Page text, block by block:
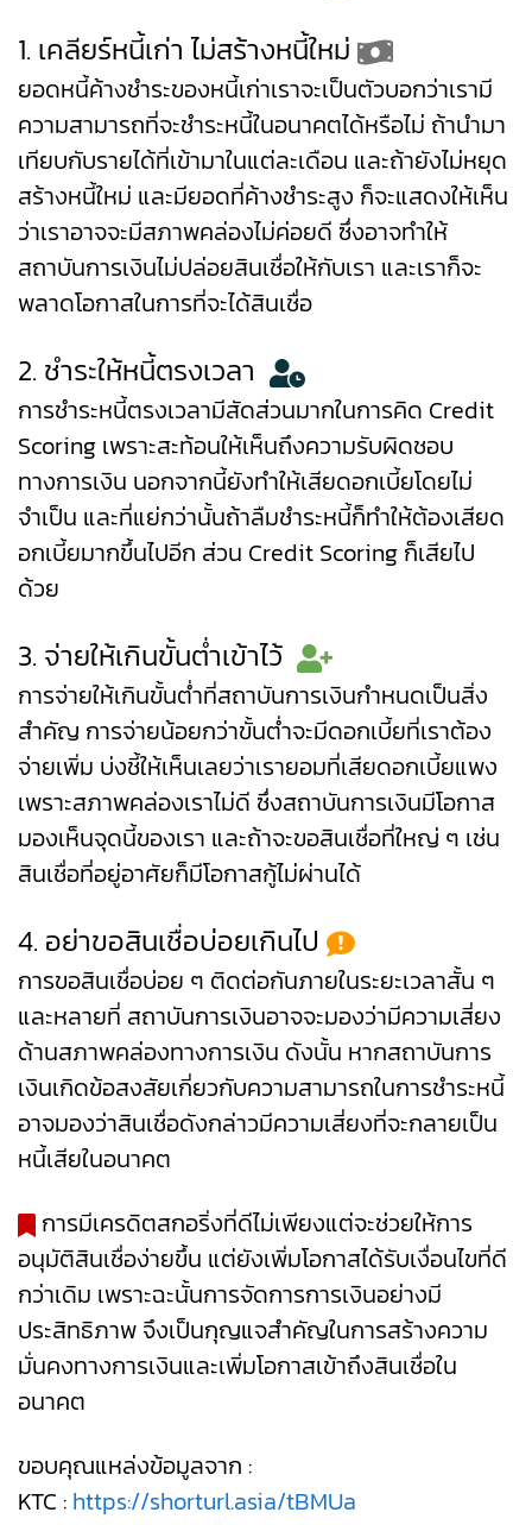
1. เคลียร์หนี้เก่า ไม่สร้างหนี้ใหม่
ยอดหนี้ค้างชำระของหนี้เก่าเราจะเป็นตัวบอกว่าเรามี
ความสามารถที่จะชำระหนี้ในอนาคตได้หรือไม่ ถ้านำมา
เทียบกับรายได้ที่เข้ามาในแต่ละเดือน และถ้ายังไม่หยุด
สร้างหนี้ใหม่ และมียอดที่ค้างชำระสูง ก็จะแสดงให้เห็น
ว่าเราอาจจะมีสภาพคล่องไม่ค่อยดี ซึ่งอาจทำให้
สถาบันการเงินไม่ปล่อยสินเชื่อให้กับเรา และเราก็จะ
พลาดโอกาสในการที่จะได้สินเชื่อ
2. ชำระให้หนี้ตรงเวลา
การชำระหนี้ตรงเวลามีสัดส่วนมากในการคิด Credit
Scoring เพราะสะท้อนให้เห็นถึงความรับผิดชอบ
ทางการเงิน นอกจากนี้ยังทำให้เสียดอกเบี้ยโดยไม่
จำเป็น และที่แย่กว่านั้นถ้าลืมชำระหนี้ก็ทำให้ต้องเสียด
อกเบี้ยมากขึ้นไปอีก ส่วน Credit Scoring ก็เสียไป
ด้วย
3. จ่ายให้เกินขั้นต่ำเข้าไว้
การจ่ายให้เกินขั้นต่ำที่สถาบันการเงินกำหนดเป็นสิ่ง
สำคัญ การจ่ายน้อยกว่าขั้นต่ำจะมีดอกเบี้ยที่เราต้อง
จ่ายเพิ่ม บ่งชี้ให้เห็นเลยว่าเรายอมที่เสียดอกเบี้ยแพง
เพราะสภาพคล่องเราไม่ดี ซึ่งสถาบันการเงินมีโอกาส
มองเห็นจุดนี้ของเรา และถ้าจะขอสินเชื่อที่ใหญ่ ๆ เช่น
สินเชื่อที่อยู่อาศัยก็มีโอกาสกู้ไม่ผ่านได้
4. อย่าขอสินเชื่อบ่อยเกินไป
การขอสินเชื่อบ่อย ๆ ติดต่อกันภายในระยะเวลาสั้น ๆ
และหลายที่ สถาบันการเงินอาจจะมองว่ามีความเสี่ยง
ด้านสภาพคล่องทางการเงิน ดังนั้น หากสถาบันการ
เงินเกิดข้อสงสัยเกี่ยวกับความสามารถในการชำระหนี้
อาจมองว่าสินเชื่อดังกล่าวมีความเสี่ยงที่จะกลายเป็น
หนี้เสียในอนาคต
การมีเครดิตสกอริ่งที่ดีไม่เพียงแต่จะช่วยให้การ
อนุมัติสินเชื่อง่ายขึ้น แต่ยังเพิ่มโอกาสได้รับเงื่อนไขที่ดี
กว่าเดิม เพราะฉะนั้นการจัดการการเงินอย่างมี
ประสิทธิภาพ จึงเป็นกุญแจสำคัญในการสร้างความ
มั่นคงทางการเงินและเพิ่มโอกาสเข้าถึงสินเชื่อใน
อนาคต
ขอบคุณแหล่งข้อมูลจาก :
KTC : https://shorturl.asia/tBMUa